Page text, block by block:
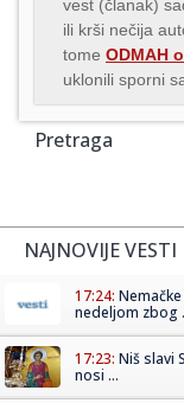
vest (članak)
ili krši nečija
tome ODMAH
uklonili sporni
Pretraga
NAJNOVIJE VESTI
17:24:
nedeljom zbog
17:23: Niš slavi
nosi ...